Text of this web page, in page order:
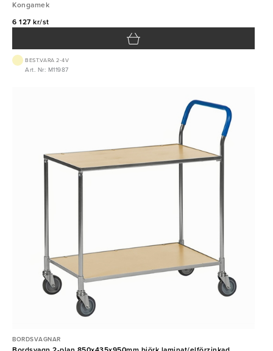
Kongamek
6 127 kr/st
BEST.VARA 2-4V
Art. Nr: M11987
BORDSVAGNAR